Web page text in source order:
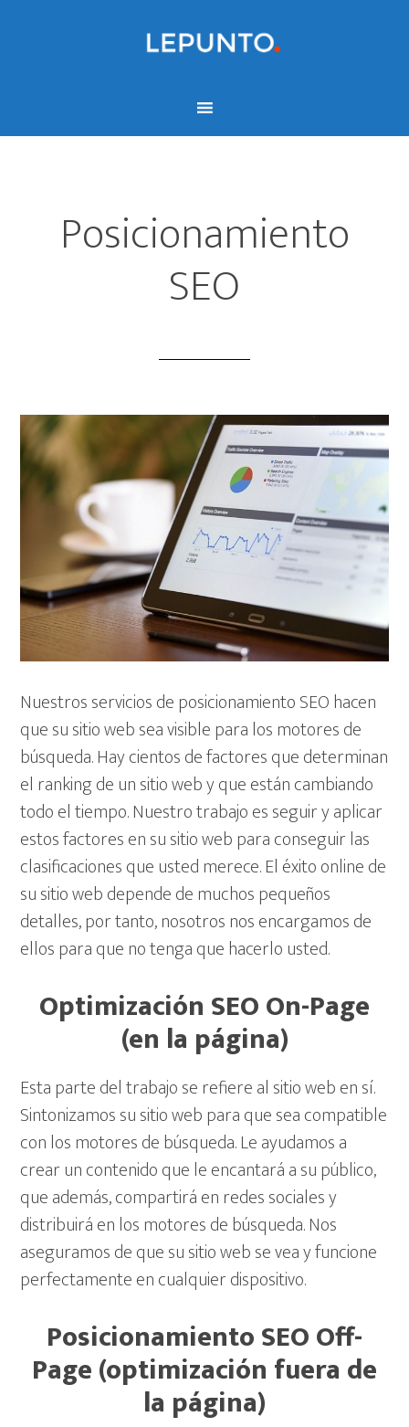
Posicionamiento
SEO
Nuestros servicios de posicionamiento SEO hacen
que su sitio web sea visible para los motores de
búsqueda. Hay cientos de factores que determinan
el ranking de un sitio web y que están cambiando
todo el tiempo. Nuestro trabajo es seguir y aplicar
estos factores en su sitio web para conseguir las
clasificaciones que usted merece. El éxito online de
su sitio web depende de muchos pequeños
detalles, por tanto, nosotros nos encargamos de
ellos para que no tenga que hacerlo usted.
Optimización SEO On-Page
(en la página)
Esta parte del trabajo se refiere al sitio web en sí.
Sintonizamos su sitio web para que sea compatible
con los motores de búsqueda. Le ayudamos a
crear un contenido que le encantará a su público,
que además, compartirá en redes sociales y
distribuirá en los motores de búsqueda. Nos
aseguramos de que su sitio web se vea y funcione
perfectamente en cualquier dispositivo.
Posicionamiento SEO Off-
Page (optimización fuera de
la página)